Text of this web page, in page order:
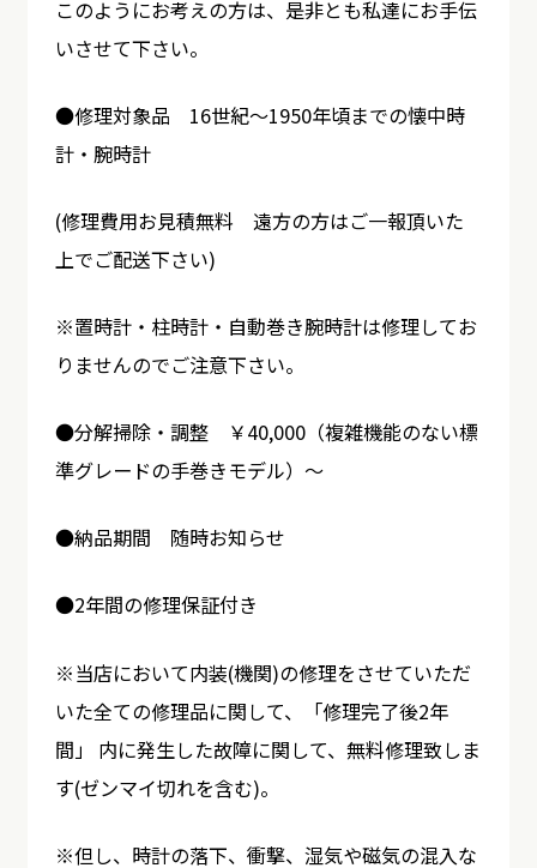
このようにお考えの方は、是非とも私達にお手伝
いさせて下さい。
●修理対象品 16世紀～1950年頃までの懐中時
計・腕時計
(修理費用お見積無料 遠方の方はご一報頂いた
上でご配送下さい)
※置時計・柱時計・自動巻き腕時計は修理してお
りませんのでご注意下さい。
●分解掃除・調整 ￥40,000（複雑機能のない標
準グレードの手巻きモデル）～
●納品期間 随時お知らせ
●2年間の修理保証付き
※当店において内装(機関)の修理をさせていただ
いた全ての修理品に関して、「修理完了後2年
間」 内に発生した故障に関して、無料修理致しま
す(ゼンマイ切れを含む)。
※但し、時計の落下、衝撃、湿気や磁気の混入な